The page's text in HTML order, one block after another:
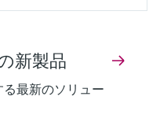
新製品
最新のソリュー